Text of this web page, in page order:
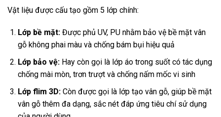
Vật liệu được cấu tạo gồm 5 lớp chính:
Lớp bề mặt:Được phủ UV, PU nhằm bảo vệ bề mặt vân
gỗ không phai màu và chống bám bụi hiệu quả
Lớp bảo vệ:Hay còn gọi là lớp áo trong suốt có tác dụng
chống mài mòn, trơn trượt và chống nấm mốc vi sinh
Lớp flim 3D:Còn được gọi là lớp tạo vân gỗ, giúp bề mặt
vân gỗ thêm đa dạng, sắc nét đáp ứng tiêu chí sử dụng